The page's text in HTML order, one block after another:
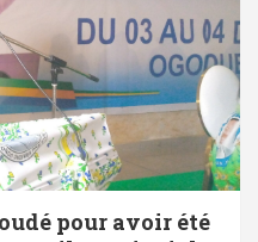
pour avoir été